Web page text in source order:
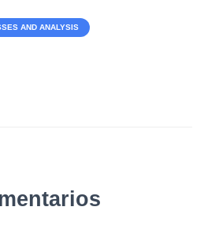
AND ANALYSIS